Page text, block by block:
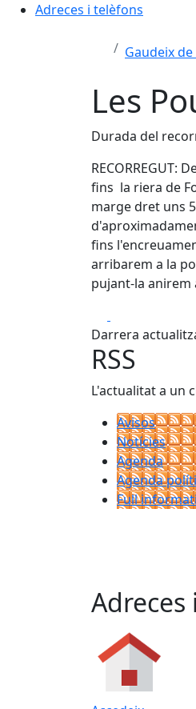
Adreces i telèfons
Gaudeix
Les
Durada del
RECORREGUT:
fins la riera de
marge dret uns
fins
arribarem a la
pujant-la anirem
Darrera
RSS
L'actualitat a un
Avisos
Notícies
Agenda
Agenda
Full